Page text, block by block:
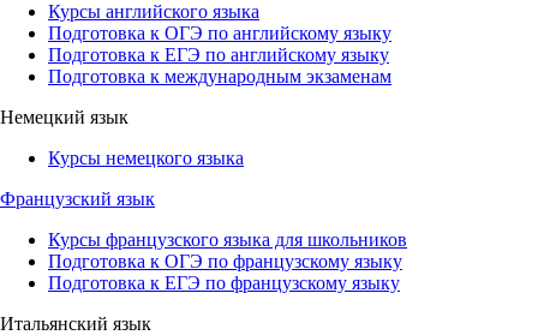
Курсы английского языка
Подготовка к ОГЭ по английскому языку
Подготовка к ЕГЭ по английскому языку
Подготовка к международным экзаменам
Немецкий язык
Курсы немецкого языка
Французский язык
Курсы французского языка для школьников
Подготовка к ОГЭ по французскому языку
Подготовка к ЕГЭ по французскому языку
Итальянский язык